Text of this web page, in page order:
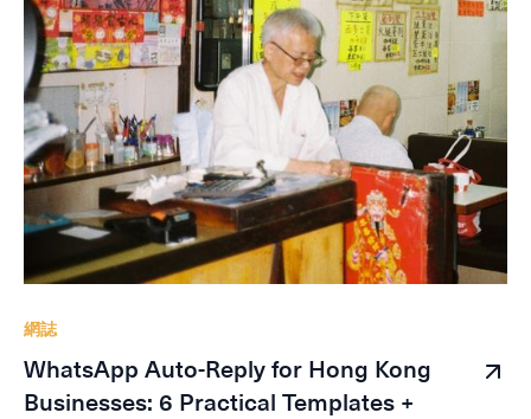
網誌
WhatsApp Auto-Reply for Hong Kong
Businesses: 6 Practical Templates +